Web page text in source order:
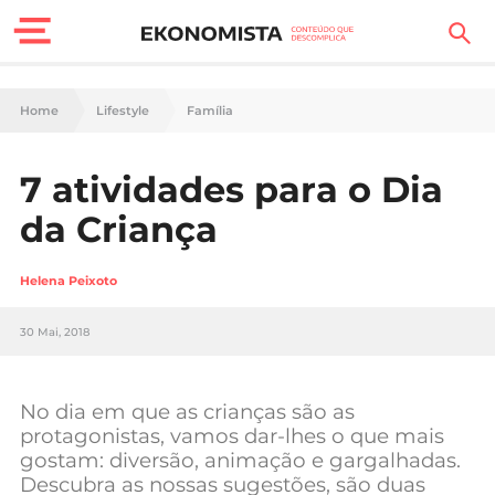
Finanças Pessoais
Carreira
Tecnologia
Negócios
Home Lifestyle Família
7 atividades para o Dia
da Criança
Helena Peixoto
30 Mai, 2018
No dia em que as crianças são as
protagonistas, vamos dar-lhes o que mais
gostam: diversão, animação e gargalhadas.
Descubra as nossas sugestões, são duas